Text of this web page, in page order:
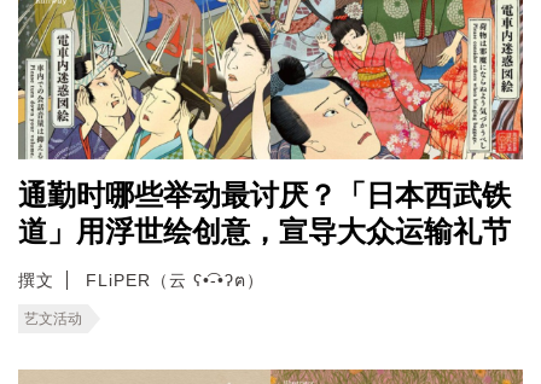
通勤时哪些举动最讨厌？「日本西武铁
道」用浮世绘创意，宣导大众运输礼节
撰文 FLiPER（云 ʕ•͡-•ʔฅ）
艺文活动